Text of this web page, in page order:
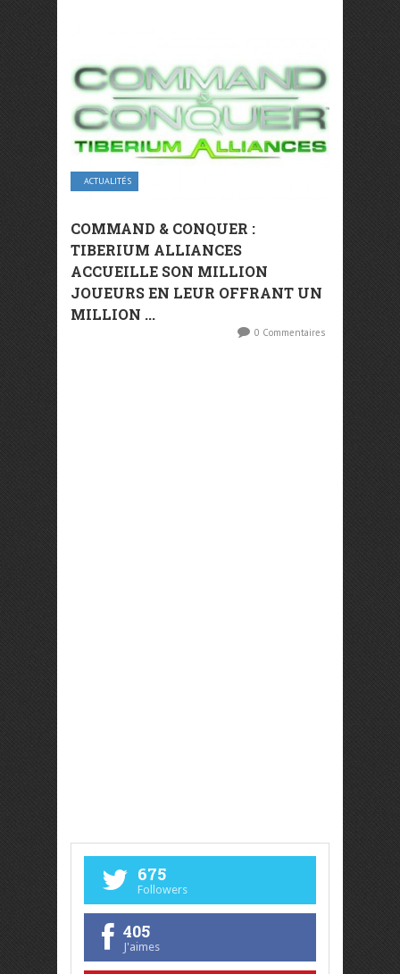
ACTUALITÉS
COMMAND & CONQUER :
TIBERIUM ALLIANCES
ACCUEILLE SON MILLION
JOUEURS EN LEUR OFFRANT UN
MILLION ...
0 Commentaires
675
Followers
405
J'aimes